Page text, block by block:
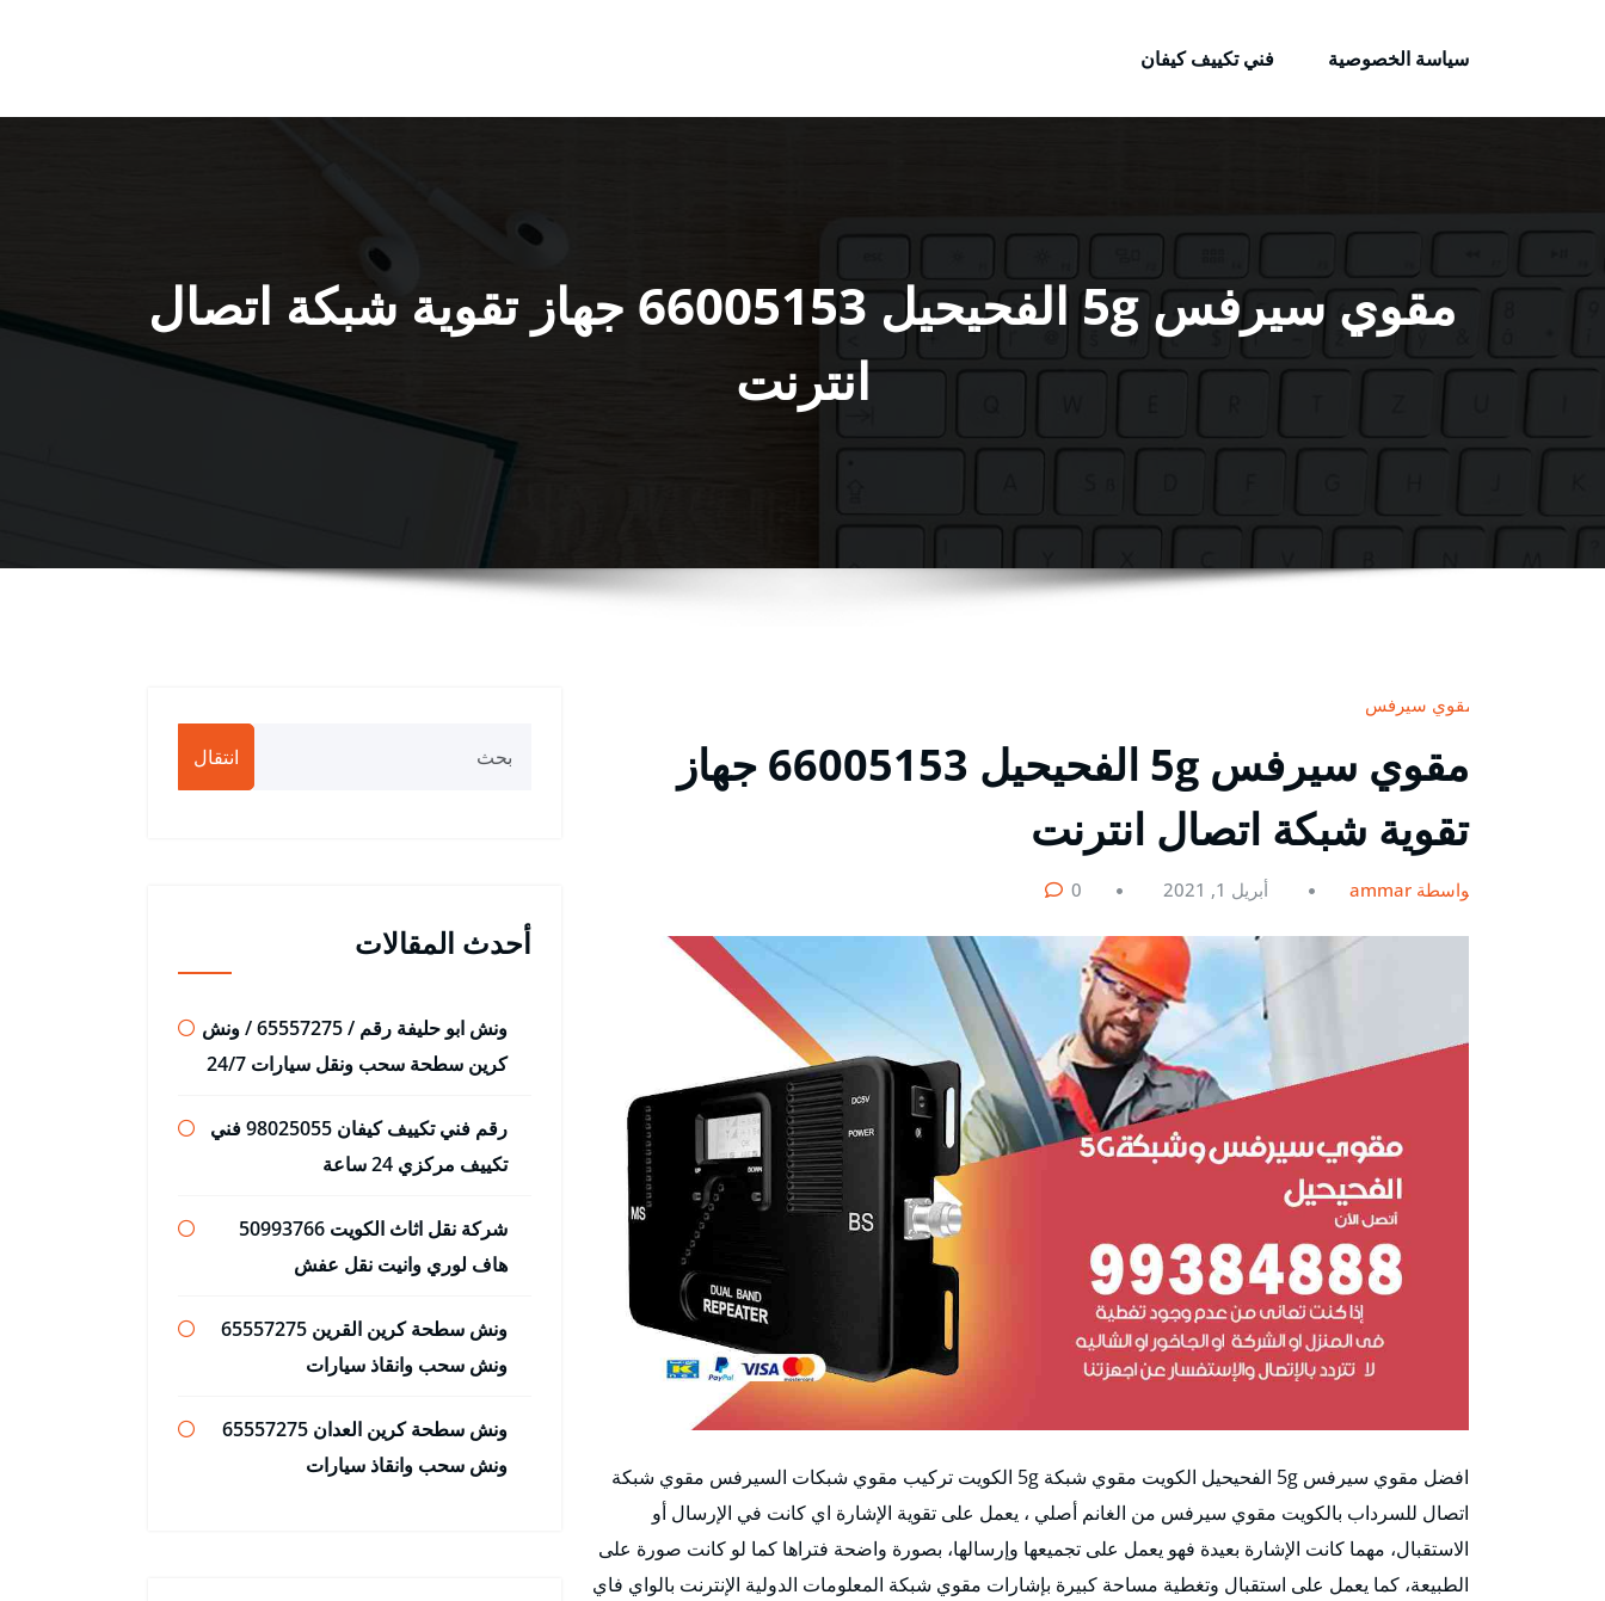
سياسة الخصوصية
فني تكييف كيفان
مقوي سيرفس 5g الفحيحيل 66005153 جهاز تقوية شبكة اتصال
انترنت
مقوي سيرفس
مقوي سيرفس 5g الفحيحيل 66005153 جهاز
تقوية شبكة اتصال انترنت
بواسطة ammar أبريل 1, 2021 0
افضل مقوي سيرفس 5g الفحيحيل الكويت مقوي شبكة 5g الكويت تركيب مقوي شبكات السيرفس مقوي شبكة
اتصال للسرداب بالكويت مقوي سيرفس من الغانم أصلي ، يعمل على تقوية الإشارة اي كانت في الإرسال أو
الاستقبال، مهما كانت الإشارة بعيدة فهو يعمل على تجميعها وإرسالها، بصورة واضحة فتراها كما لو كانت صورة على
الطبيعة، كما يعمل على استقبال وتغطية مساحة كبيرة بإشارات مقوي شبكة المعلومات الدولية الإنترنت بالواي فاي
انتقال
أحدث المقالات
ونش ابو حليفة رقم / 65557275 / ونش
كرين سطحة سحب ونقل سيارات 24/7
رقم فني تكييف كيفان 98025055 فني
تكييف مركزي 24 ساعة
شركة نقل اثاث الكويت 50993766
هاف لوري وانيت نقل عفش
ونش سطحة كرين القرين 65557275
ونش سحب وانقاذ سيارات
ونش سطحة كرين العدان 65557275
ونش سحب وانقاذ سيارات